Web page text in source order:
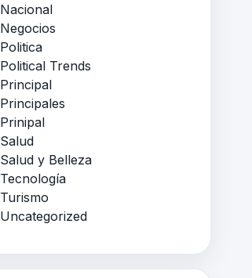
Nacional
Negocios
Politica
Political Trends
Principal
Principales
Prinipal
Salud
Salud y Belleza
Tecnología
Turismo
Uncategorized